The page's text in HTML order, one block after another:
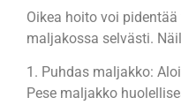
Oikea hoito voi
maljakossa selvästi.
1. Puhdas maljakko:
Pese maljakko